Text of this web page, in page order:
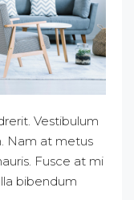
Vestibulum
Nam at metus
Fusce at mi
bibendum